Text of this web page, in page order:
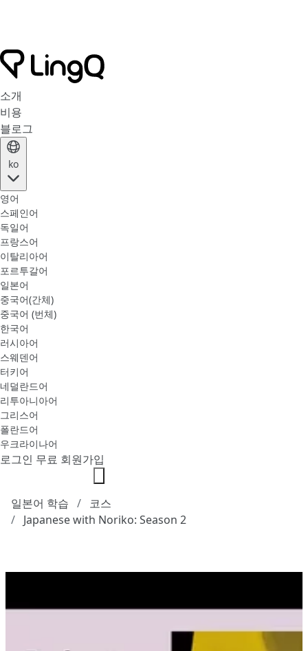
소개
비용
블로그
ko
영어
스페인어
독일어
프랑스어
이탈리아어
포르투갈어
일본어
중국어(간체)
중국어 (번체)
한국어
러시아어
스웨덴어
터키어
네덜란드어
리투아니아어
그리스어
폴란드어
우크라이나어
로그인 무료 회원가입
일본어 학습
코스
Japanese with Noriko: Season 2